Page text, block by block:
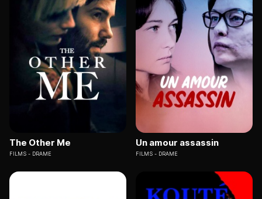
The Other Me
FILMS DRAME
Un amour assassin
FILMS DRAME